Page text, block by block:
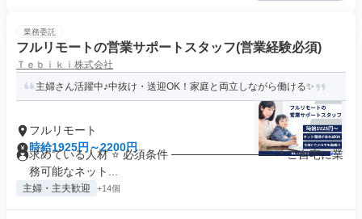
業務委託
フルリモートの営業サポートスタッフ(営業経験必須)
Ｔｅｂｉｋｉ株式会社
主婦さん活躍中♪中抜け・送迎OK！家庭と両立しながら働ける✨
フルリモート
時給1925円～2200円
求めている人材 ⭐ 必須条件 ───────────── * ご自宅に業
務可能なネット...
主婦・主夫歓迎 +14個